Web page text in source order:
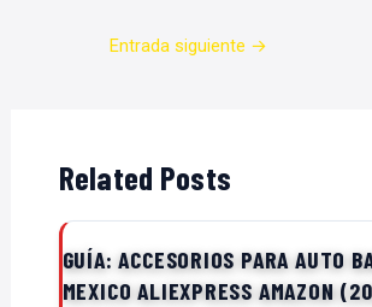
Entrada siguiente →
Related Posts
GUÍA: ACCESORIOS PARA AUTO
MEXICO ALIEXPRESS AMAZON